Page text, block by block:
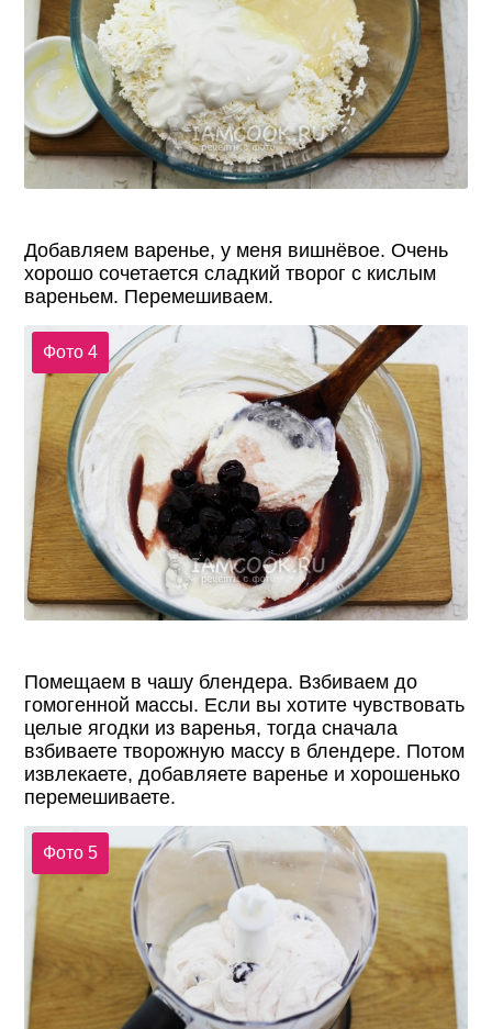
Добавляем варенье, у меня вишнёвое. Очень
хорошо сочетается сладкий творог с кислым
вареньем. Перемешиваем.
Фото 4
Помещаем в чашу блендера. Взбиваем до
гомогенной массы. Если вы хотите чувствовать
целые ягодки из варенья, тогда сначала
взбиваете творожную массу в блендере. Потом
извлекаете, добавляете варенье и хорошенько
перемешиваете.
Фото 5